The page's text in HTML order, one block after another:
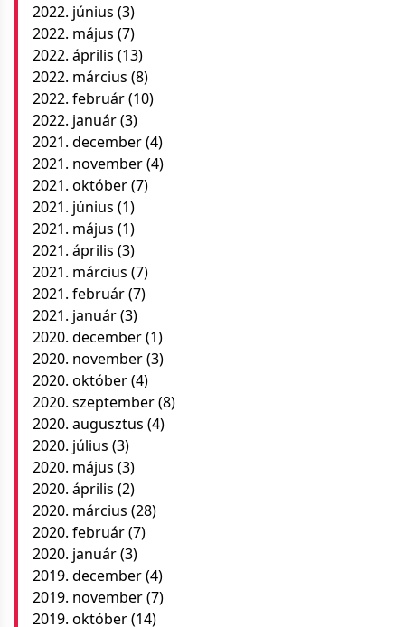
2022. június (3)
2022. május (7)
2022. április (13)
2022. március (8)
2022. február(10)
2022. január(3)
2021. december(4)
2021. november(4)
2021. október(7)
2021. június (1)
2021. május (1)
2021. április (3)
2021. március (7)
2021. február(7)
2021. január(3)
2020. december(1)
2020. november(3)
2020. október(4)
2020. szeptember(8)
2020. augusztus (4)
2020. július (3)
2020. május (3)
2020. április (2)
2020. március (28)
2020. február(7)
2020. január(3)
2019. december(4)
2019. november(7)
2019. október(14)